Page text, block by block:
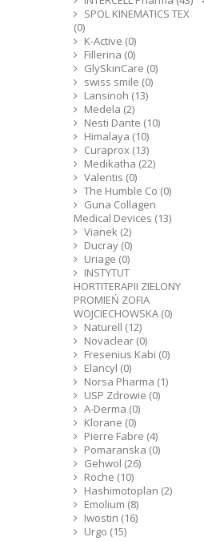
SPOL KINEMATICS TEX
(0)
K-Active (0)
Fillerina (0)
GlySkinCare (0)
swiss smile (0)
Lansinoh (13)
Medela (2)
Nesti Dante (10)
Himalaya (10)
Curaprox (13)
Medikatha (22)
Valentis (0)
The Humble Co (0)
Guna Collagen
Medical Devices (13)
Vianek (2)
Ducray (0)
Uriage (0)
INSTYTUT
HORTITERAPII ZIELONY
PROMIEŃ ZOFIA
WOJCIECHOWSKA (0)
Naturell (12)
Novaclear (0)
Fresenius Kabi (0)
Elancyl (0)
Norsa Pharma (1)
USP Zdrowie (0)
A-Derma (0)
Klorane (0)
Pierre Fabre (4)
Pomaranska (0)
Gehwol (26)
Roche (10)
Hashimotoplan (2)
Emolium (8)
Iwostin (16)
Urgo (15)